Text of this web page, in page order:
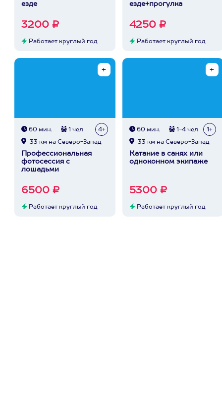
езде
3200 ₽
Работает круглый год
езде+прогулка
4250 ₽
Работает круглый год
60 мин. 1 чел 4+
33 км на Северо-Запад
Профессиональная
фотосессия с
лошадьми
6500 ₽
Работает круглый год
60 мин. 1-4 чел 1+
33 км на Северо-Запад
Катание в санях или
одноконном экипаже
5300 ₽
Работает круглый год